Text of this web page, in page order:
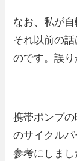
なお、私が自
それ以前の
のです。誤り
携帯ポンプ
のサイクル
参考にしまし